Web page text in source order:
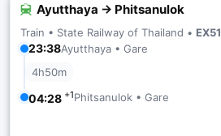
Ayutthaya → Phitsanulok
Train • State Railway of Thailand • EX51
23:38Ayutthaya • Gare
4h50m
04:28 +1Phitsanulok • Gare